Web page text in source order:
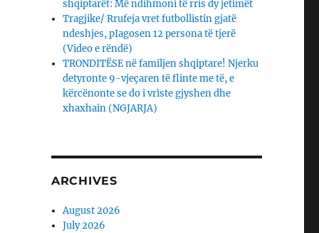
shqiptarët: Më ndihmoni të rris dy jetìmët
Tragjike/ Rrufeja vret futbollistin gjatë
ndeshjes, pIagosen 12 persona të tjerë
(Video e rëndë)
TRONDITËSE në familjen shqiptare! Njerku
detyronte 9-vjeçaren të flinte me të, e
kërcënonte se do i vrìste gjyshen dhe
xhaxhain (NGJARJA)
ARCHIVES
August 2026
July 2026